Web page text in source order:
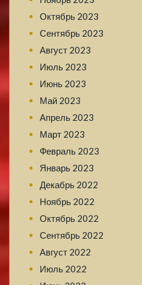
Октябрь 2023
Сентябрь 2023
Август 2023
Июль 2023
Июнь 2023
Май 2023
Апрель 2023
Март 2023
Февраль 2023
Январь 2023
Декабрь 2022
Ноябрь 2022
Октябрь 2022
Сентябрь 2022
Август 2022
Июль 2022